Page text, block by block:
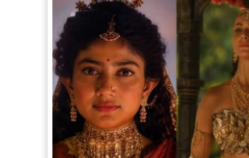
Ramayana Trailer: सीता से